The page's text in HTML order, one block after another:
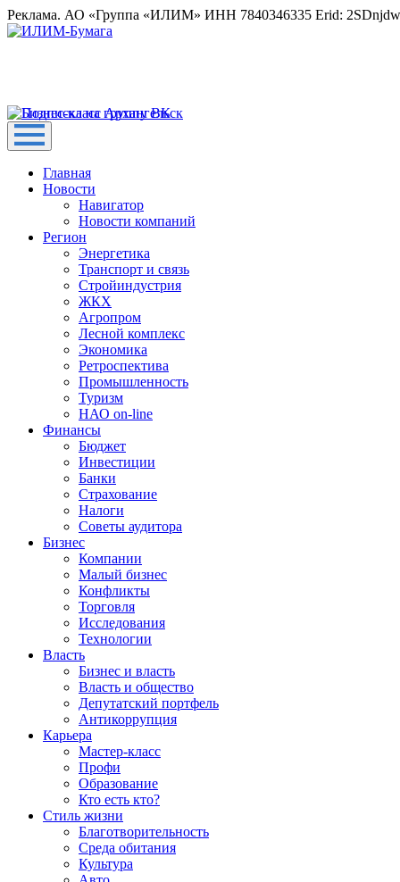
Реклама. АО «Группа «ИЛИМ» ИНН 7840346335 Erid:
Главная
Новости
Навигатор
Новости компаний
Регион
Энергетика
Транспорт и связь
Стройиндустрия
ЖКХ
Агропром
Лесной комплекс
Экономика
Ретроспектива
Промышленность
Туризм
НАО on-line
Финансы
Бюджет
Инвестиции
Банки
Страхование
Налоги
Советы аудитора
Бизнес
Компании
Малый бизнес
Конфликты
Торговля
Исследования
Технологии
Власть
Бизнес и власть
Власть и общество
Депутатский портфель
Антикоррупция
Карьера
Мастер-класс
Профи
Образование
Кто есть кто?
Стиль жизни
Благотворительность
Среда обитания
Культура